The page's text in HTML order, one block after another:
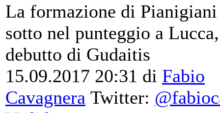
La formazione di Pianigiani
sotto nel punteggio a
debutto di Gudaitis
15.09.2017 20:31 di Fabio
Cavagnera Twitter: